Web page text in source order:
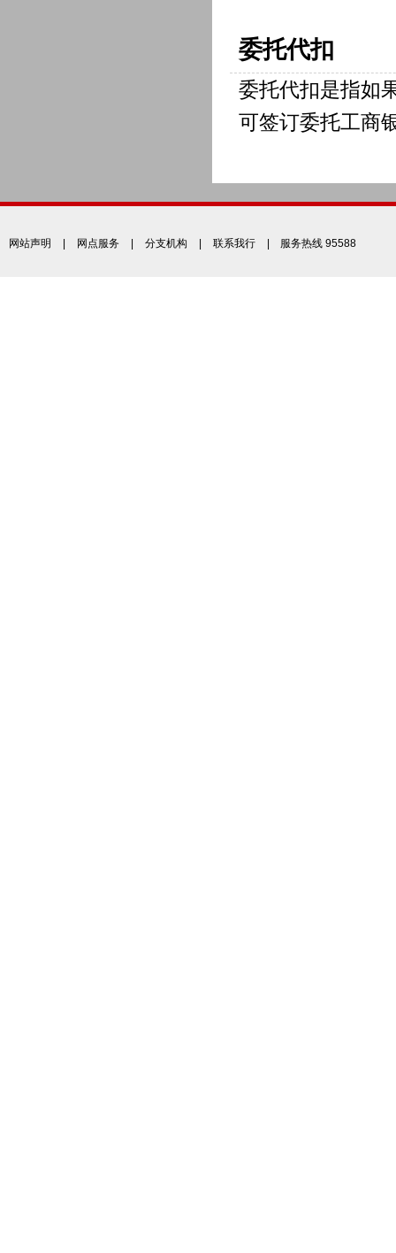
委托代扣
委托代扣是指如
可签订委托工商
网站声明 网点服务 分支机构 联系我行 | 服务热线 95588